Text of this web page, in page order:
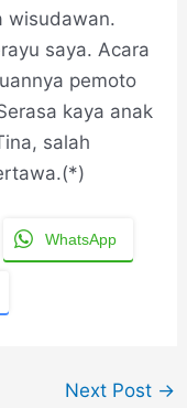
wisudawan.
saya. Acara
pemoto
kaya anak
salah
WhatsApp
Next Post →